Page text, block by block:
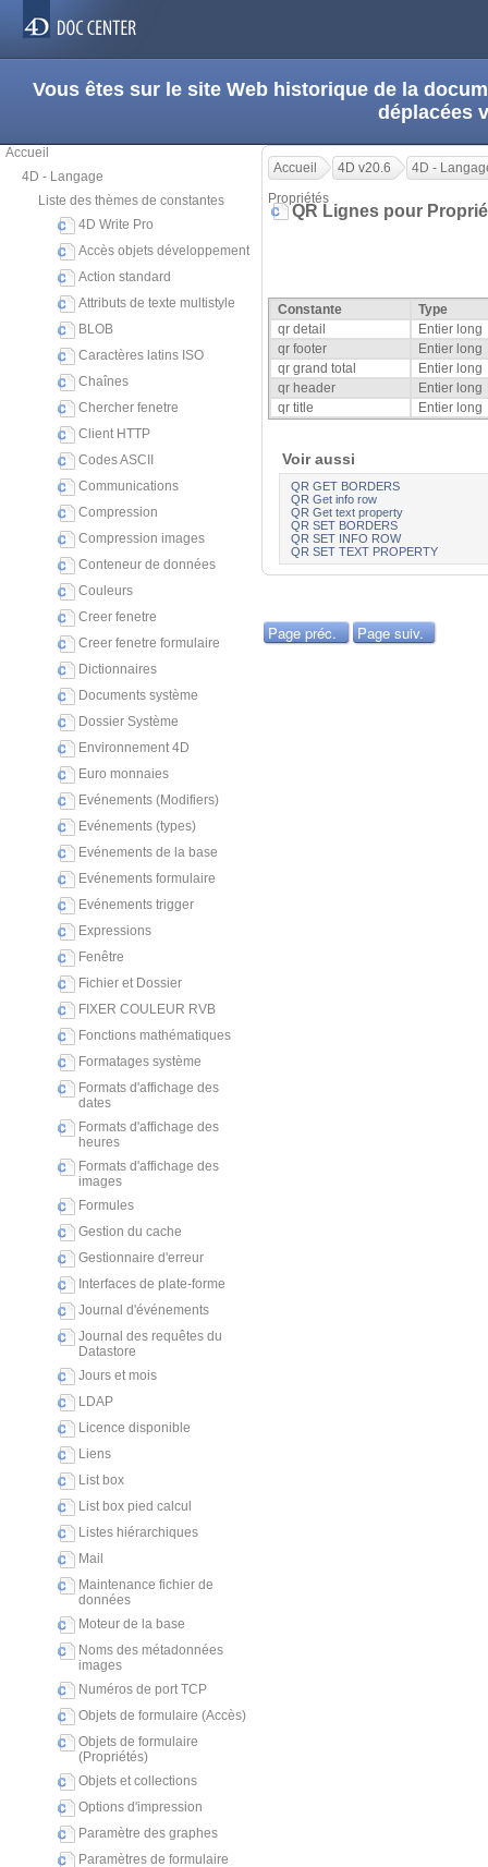
Vous êtes sur le site Web historique de la
déplacées
Accueil
4D - Langage
Liste des thèmes de constantes
4D Write Pro
Accès objets développement
Action standard
Attributs de texte multistyle
BLOB
Caractères latins ISO
Chaînes
Chercher fenetre
Client HTTP
Codes ASCII
Communications
Compression
Compression images
Conteneur de données
Couleurs
Creer fenetre
Creer fenetre formulaire
Dictionnaires
Documents système
Dossier Système
Environnement 4D
Euro monnaies
Evénements (Modifiers)
Evénements (types)
Evénements de la base
Evénements formulaire
Evénements trigger
Expressions
Fenêtre
Fichier et Dossier
FIXER COULEUR RVB
Fonctions mathématiques
Formatages système
Formats d'affichage des
dates
Formats d'affichage des
heures
Formats d'affichage des
images
Formules
Gestion du cache
Gestionnaire d'erreur
Interfaces de plate-forme
Journal d'événements
Journal des requêtes du
Datastore
Jours et mois
LDAP
Licence disponible
Liens
List box
List box pied calcul
Listes hiérarchiques
Mail
Maintenance fichier de
données
Moteur de la base
Noms des métadonnées
images
Numéros de port TCP
Objets de formulaire (Accès)
Objets de formulaire
(Propriétés)
Objets et collections
Options d'impression
Paramètre des graphes
Paramètres de formulaire
Accueil 4D v20.6
4D -
Propriétés
QR Lignes pour
Constante
Type
qr detail
Entier long
qr footer
Entier long
qr grand total
Entier long
qr header
Entier long
qr title
Entier long
Voir aussi
QR GET BORDERS
QR Get info row
QR Get text property
QR SET BORDERS
QR SET INFO ROW
QR SET TEXT PROPERTY
Page préc. Page suiv.